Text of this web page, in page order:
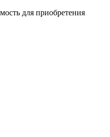
для приобретения